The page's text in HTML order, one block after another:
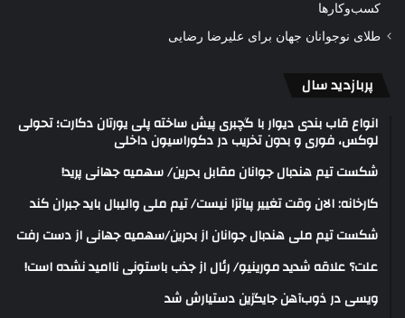
کسب‌وکارها
طلای نوجوانان جهان برای علیرضا رضایی
پربازدید سال
انواع قاب بندی دیوار با گچبری پیش ساخته پلی یورتان دکارت؛ تحولی
لوکس، فوری و بدون تخریب در دکوراسیون داخلی
شکست تیم هندبال جوانان مقابل بحرین/ سهمیه جهانی پرید!
کارخانه: الان وقت تغییر پیاتزا نیست/ تیم ملی والیبال باید جبران کند
شکست تیم ملی هندبال جوانان از بحرین/سهمیه جهانی از دست رفت
علت؟ علاقه شدید مورینیو/ رئال از جذب باستونی ناامید نشده است!
ویسی در ذوب‌آهن جایگزین دستیارش شد